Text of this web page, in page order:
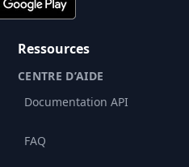
Ressources
CENTRE D’AIDE
Documentation API
FAQ